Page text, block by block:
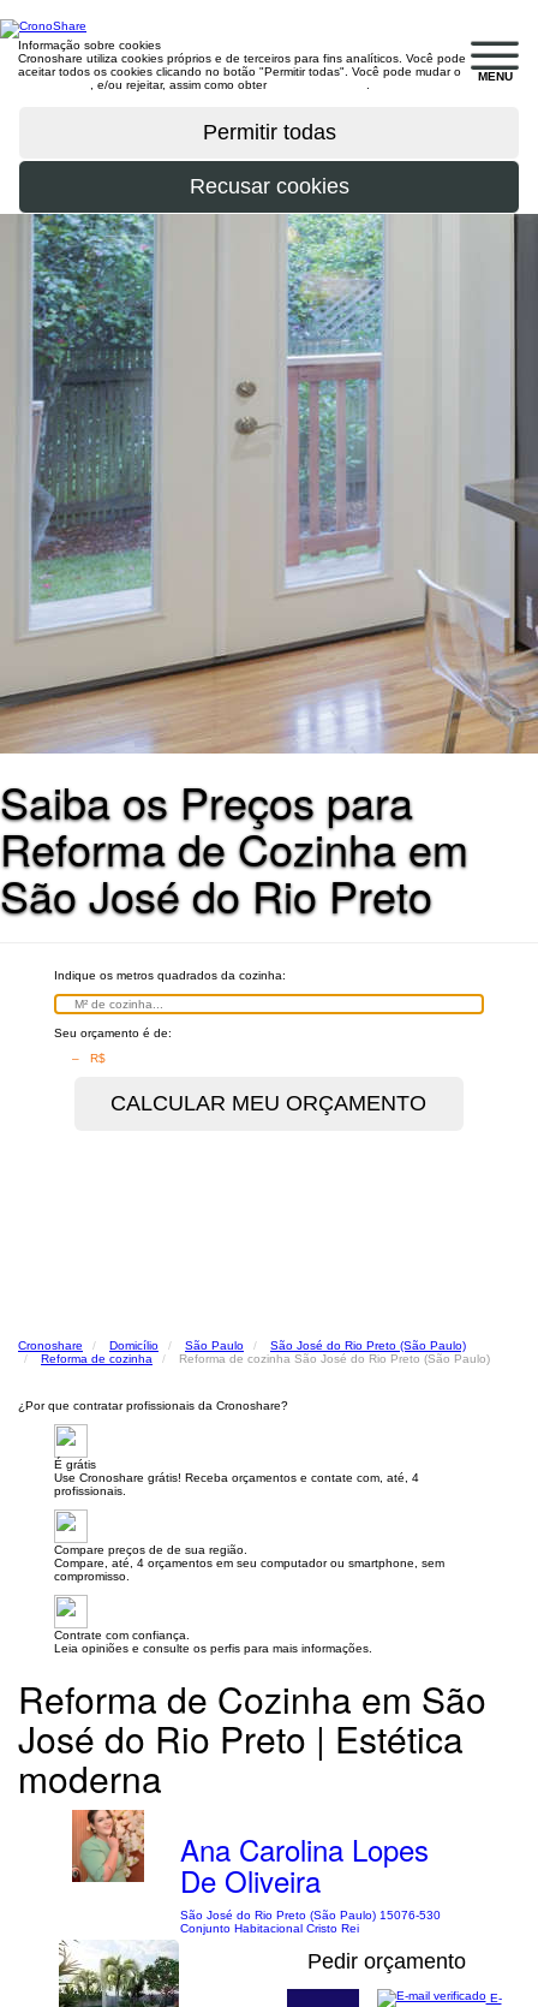
MENU
Informação sobre cookies
Cronoshare utiliza cookies próprios e de terceiros para fins analíticos. Você pode
aceitar todos os cookies clicando no botão "Permitir todas". Você pode mudar o
, e/ou rejeitar, assim como obter
Saiba os Preços para
Reforma de Cozinha em
São José do Rio Preto
Indique os metros quadrados da cozinha:
Seu orçamento é de:
– R$
Cronoshare Domicílio São Paulo
São José do Rio Preto (São Paulo)
Reforma de cozinha
Reforma de cozinha São José do Rio Preto (São Paulo)
¿Por que contratar profissionais da Cronoshare?
É grátis
Use Cronoshare grátis! Receba orçamentos e contate com, até, 4
profissionais.
Compare preços de de sua região.
Compare, até, 4 orçamentos em seu computador ou smartphone, sem
compromisso.
Contrate com confiança.
Leia opiniões e consulte os perfis para mais informações.
Reforma de Cozinha em São
José do Rio Preto | Estética
moderna
Ana Carolina Lopes
De Oliveira
São José do Rio Preto (São Paulo) 15076-530
Conjunto Habitacional Cristo Rei
Pedir orçamento
E-